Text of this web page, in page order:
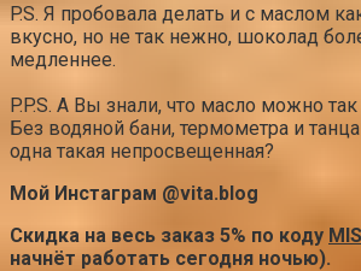
P.S. Я пробовала делать и с маслом
вкусно, но не так нежно, шоколад
медленнее.
P.P.S. А Вы знали, что масло можно так
Без водяной бани, термометра и
одна такая непросвещенная?
Мой Инстаграм @vita.blog
Скидка на весь заказ 5% по коду
начнёт работать сегодня ночью).